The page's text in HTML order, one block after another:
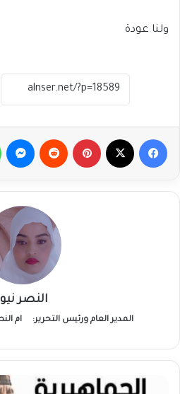
ولنا عودة
فيسبوك بينتيريست
النصر
المدير العام ورئيس التحرير: ام
تظاهرات